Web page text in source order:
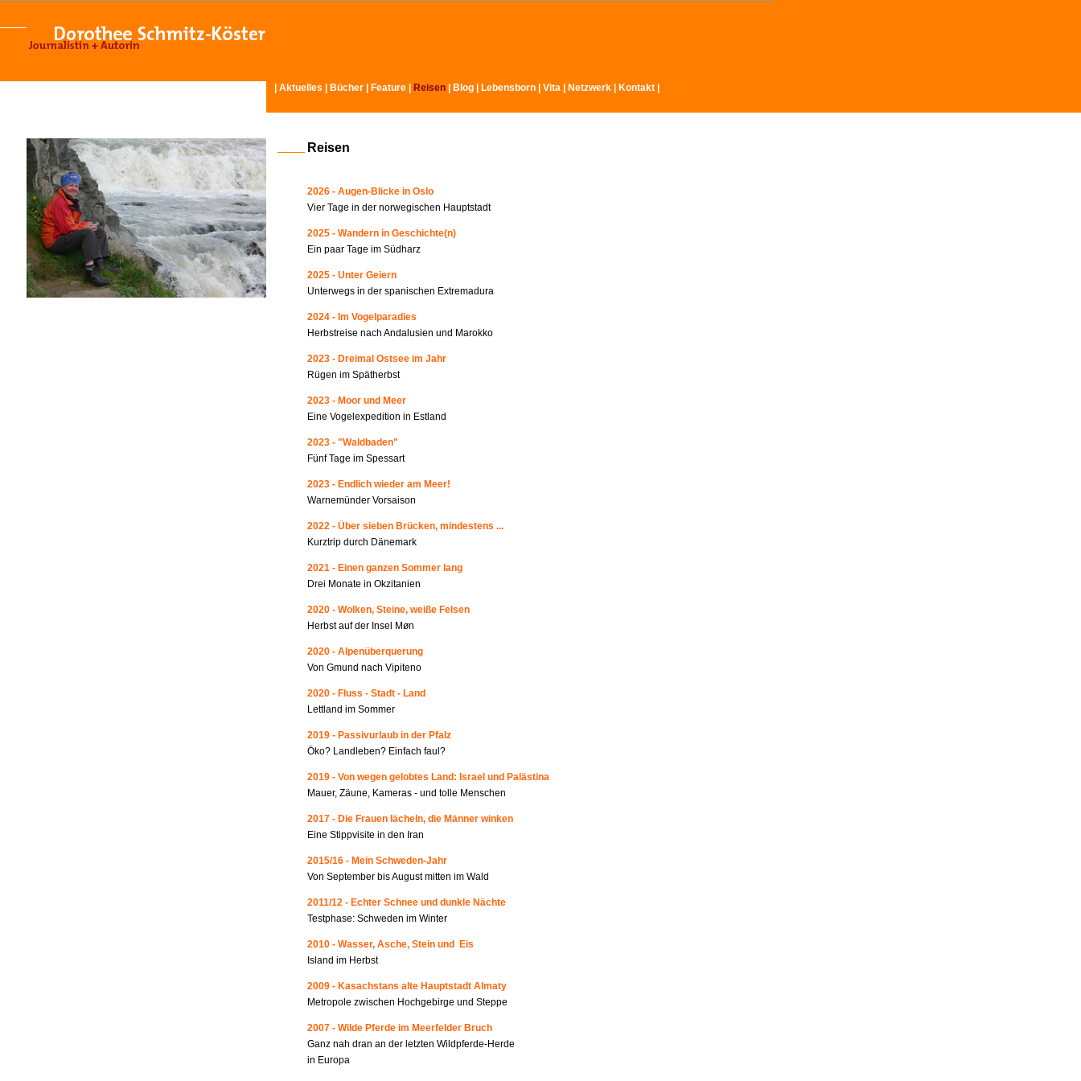
Aktuelles Bücher Feature Reisen Blog | Lebensborn Vita Netzwerk Kontakt
Reisen
2026 - Augen-Blicke in Oslo
Vier Tage in der norwegischen Hauptstadt
2025 - Wandern in Geschichte(n)
Ein paar Tage im Südharz
2025 - Unter Geiern
Unterwegs in der spanischen Extremadura
2024 - Im Vogelparadies
Herbstreise nach Andalusien und Marokko
2023 - Dreimal Ostsee im Jahr
Rügen im Spätherbst
2023 - Moor und Meer
Eine Vogelexpedition in Estland
2023 - "Waldbaden"
Fünf Tage im Spessart
2023 - Endlich wieder am Meer!
Warnemünder Vorsaison
2022 - Über sieben Brücken, mindestens ...
Kurztrip durch Dänemark
2021 - Einen ganzen Sommer lang
Drei Monate in Okzitanien
2020 - Wolken, Steine, weiße Felsen
Herbst auf der Insel Møn
2020 - Alpenüberquerung
Von Gmund nach Vipiteno
2020 - Fluss - Stadt - Land
Lettland im Sommer
2019 - Passivurlaub in der Pfalz
Öko? Landleben? Einfach faul?
2019 - Von wegen gelobtes Land: Israel und Palästina
Mauer, Zäune, Kameras - und tolle Menschen
2017 - Die Frauen lächeln, die Männer winken
Eine Stippvisite in den Iran
2015/16 - Mein Schweden-Jahr
Von September bis August mitten im Wald
2011/12 - Echter Schnee und dunkle Nächte
Testphase: Schweden im Winter
2010 - Wasser, Asche, Stein und Eis
Island im Herbst
2009 - Kasachstans alte Hauptstadt Almaty
Metropole zwischen Hochgebirge und Steppe
2007 - Wilde Pferde im Meerfelder Bruch
Ganz nah dran an der letzten Wildpferde-Herde
in Europa